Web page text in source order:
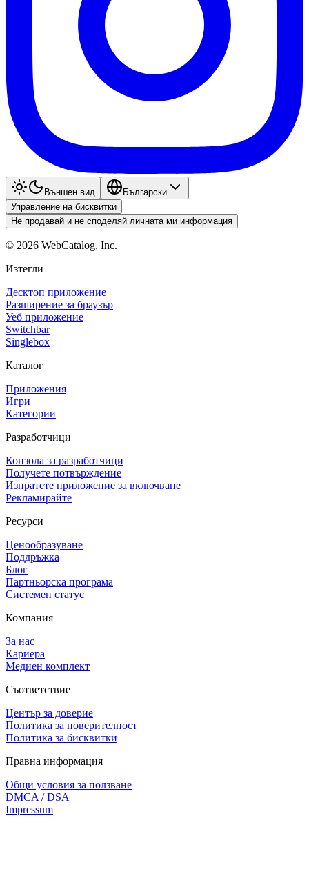
Външен вид
Български
Управление на бисквитки
Не продавай и не споделяй личната ми информация
© 2026 WebCatalog, Inc.
Изтегли
Десктоп приложение
Разширение за браузър
Уеб приложение
Switchbar
Singlebox
Каталог
Приложения
Игри
Категории
Разработчици
Конзола за разработчици
Получете потвърждение
Изпратете приложение за включване
Рекламирайте
Ресурси
Ценообразуване
Поддръжка
Блог
Партньорска програма
Системен статус
Компания
За нас
Кариера
Медиен комплект
Съответствие
Център за доверие
Политика за поверителност
Политика за бисквитки
Правна информация
Общи условия за ползване
DMCA / DSA
Impressum